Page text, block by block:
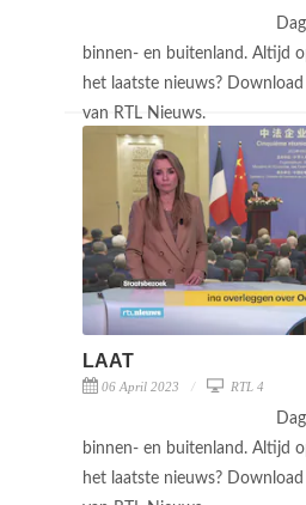
binnen- en buitenland. Altijd
het laatste nieuws?
van RTL Nieuws.
LAAT
06 April 2023 RTL 4
binnen- en buitenland. Altijd
het laatste nieuws?